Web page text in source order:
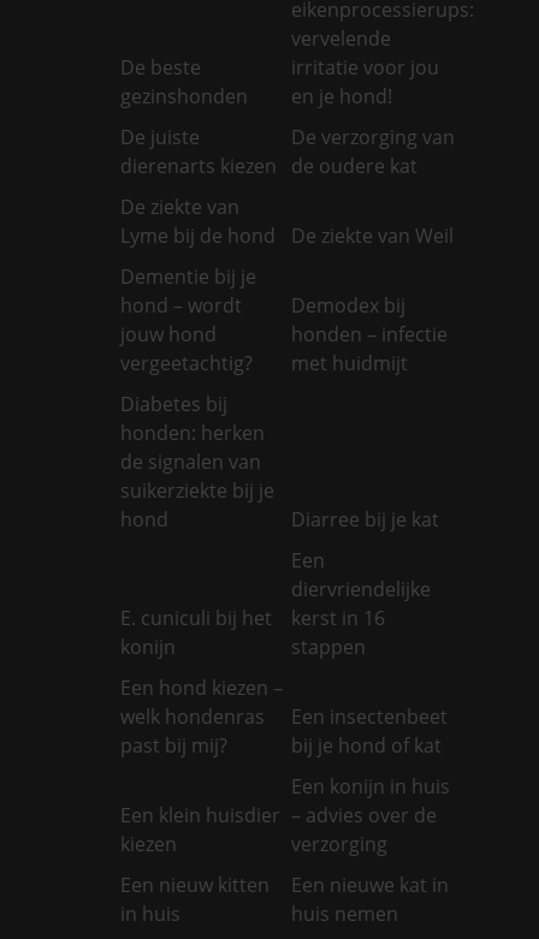
De beste
gezinshonden
eikenprocessierups:
vervelende
irritatie voor jou
en je hond!
De juiste
dierenarts kiezen
De verzorging van
de oudere kat
De ziekte van
Lyme bij de hond
De ziekte van Weil
Dementie bij je
hond – wordt
jouw hond
vergeetachtig?
Demodex bij
honden – infectie
met huidmijt
Diabetes bij
honden: herken
de signalen van
suikerziekte bij je
hond
Diarree bij je kat
E. cuniculi bij het
konijn
Een
diervriendelijke
kerst in 16
stappen
Een hond kiezen –
welk hondenras
past bij mij?
Een insectenbeet
bij je hond of kat
Een klein huisdier
kiezen
Een konijn in huis
– advies over de
verzorging
Een nieuw kitten
in huis
Een nieuwe kat in
huis nemen